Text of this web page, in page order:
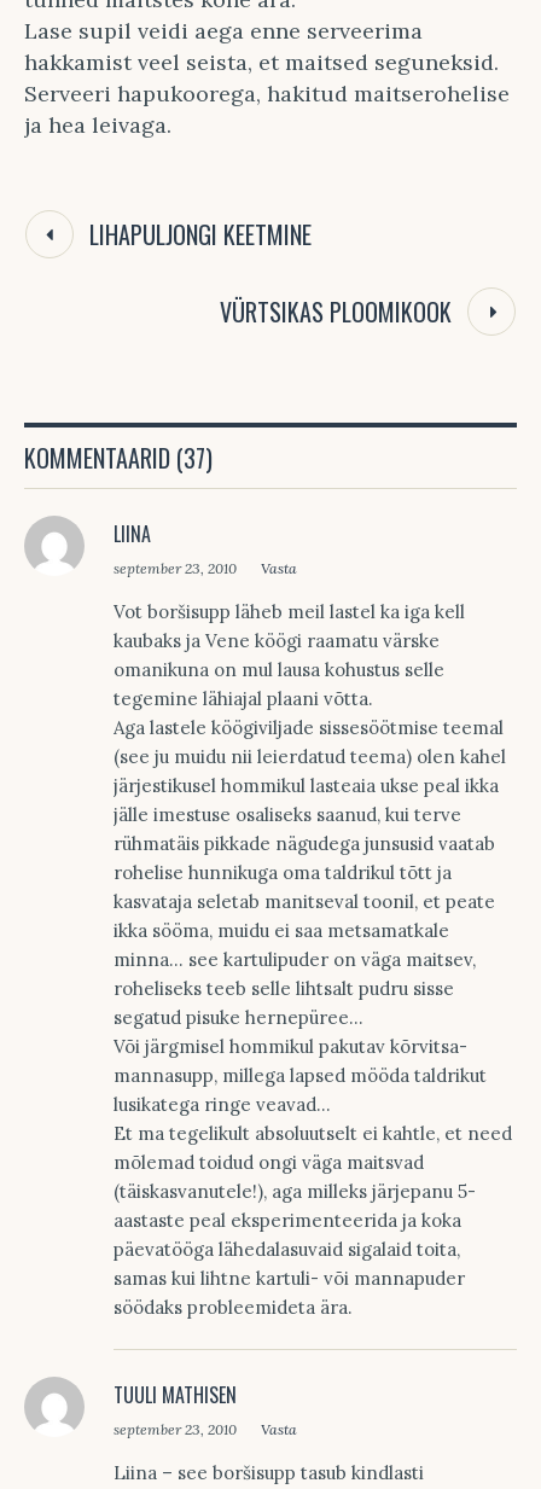
Lase supil veidi aega enne serveerima
hakkamist veel seista, et maitsed seguneksid.
Serveeri hapukoorega, hakitud maitserohelise
ja hea leivaga.
LIHAPULJONGI KEETMINE
VÜRTSIKAS PLOOMIKOOK
KOMMENTAARID (37)
LIINA
september 23, 2010 Vasta
Vot boršisupp läheb meil lastel ka iga kell
kaubaks ja Vene köögi raamatu värske
omanikuna on mul lausa kohustus selle
tegemine lähiajal plaani võtta.
Aga lastele köögiviljade sissesöötmise teemal
(see ju muidu nii leierdatud teema) olen kahel
järjestikusel hommikul lasteaia ukse peal ikka
jälle imestuse osaliseks saanud, kui terve
rühmatäis pikkade nägudega junsusid vaatab
rohelise hunnikuga oma taldrikul tõtt ja
kasvataja seletab manitseval toonil, et peate
ikka sööma, muidu ei saa metsamatkale
minna… see kartulipuder on väga maitsev,
roheliseks teeb selle lihtsalt pudru sisse
segatud pisuke hernepüree…
Või järgmisel hommikul pakutav kõrvitsa-
mannasupp, millega lapsed mööda taldrikut
lusikatega ringe veavad…
Et ma tegelikult absoluutselt ei kahtle, et need
mõlemad toidud ongi väga maitsvad
(täiskasvanutele!), aga milleks järjepanu 5-
aastaste peal eksperimenteerida ja koka
päevatööga lähedalasuvaid sigalaid toita,
samas kui lihtne kartuli- või mannapuder
söödaks probleemideta ära.
TUULI MATHISEN
september 23, 2010 Vasta
Liina – see boršisupp tasub kindlasti